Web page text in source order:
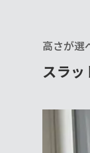
高さが選
スラッ